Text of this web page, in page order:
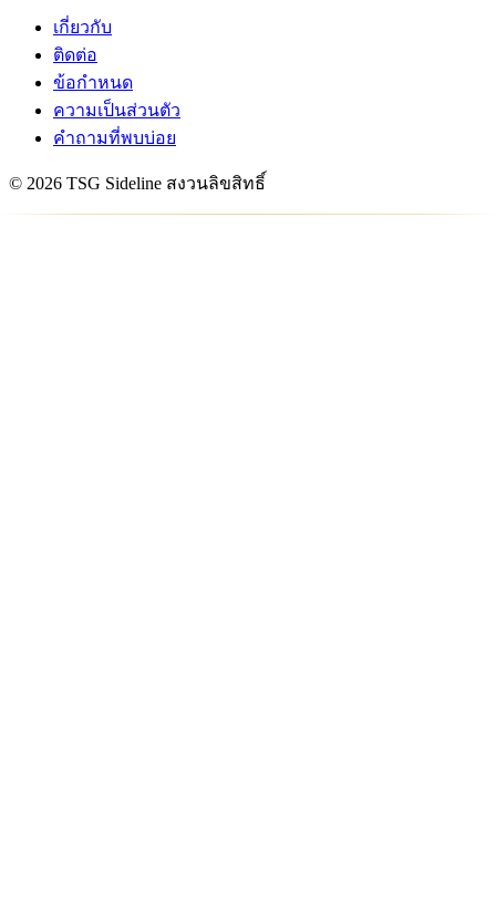
เกี่ยวกับ
ติดต่อ
ข้อกำหนด
ความเป็นส่วนตัว
คำถามที่พบบ่อย
© 2026 TSG Sideline สงวนลิขสิทธิ์